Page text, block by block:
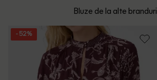
Bluze de la alte branduri
- 52%